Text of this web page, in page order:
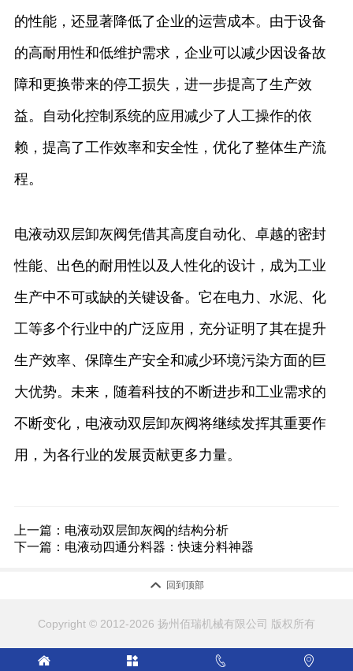
的性能，还显著降低了企业的运营成本。由于设备
的高耐用性和低维护需求，企业可以减少因设备故
障和更换带来的停工损失，进一步提高了生产效
益。自动化控制系统的应用减少了人工操作的依
赖，提高了工作效率和安全性，优化了整体生产流
程。
电液动双层卸灰阀凭借其高度自动化、卓越的密封
性能、出色的耐用性以及人性化的设计，成为工业
生产中不可或缺的关键设备。它在电力、水泥、化
工等多个行业中的广泛应用，充分证明了其在提升
生产效率、保障生产安全和减少环境污染方面的巨
大优势。未来，随着科技的不断进步和工业需求的
不断变化，电液动双层卸灰阀将继续发挥其重要作
用，为各行业的发展贡献更多力量。
上一篇： 电液动双层卸灰阀的结构分析
下一篇： 电液动四通分料器：快速分料神器
 回到顶部
Copyright © 2012-2026 扬州佰瑞机械有限公司 版权所有
   